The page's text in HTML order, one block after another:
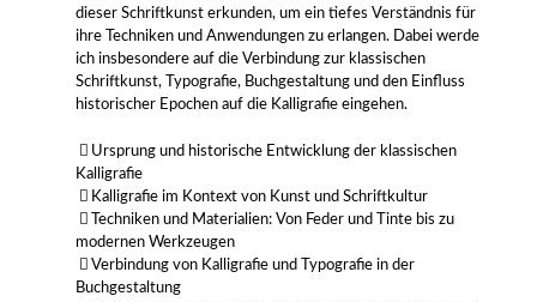
dieser Schriftkunst erkunden, um ein tiefes Verständnis für
ihre Techniken und Anwendungen zu erlangen. Dabei werde
ich insbesondere auf die Verbindung zur klassischen
Schriftkunst, Typografie, Buchgestaltung und den Einfluss
historischer Epochen auf die Kalligrafie eingehen.
Ursprung und historische Entwicklung der klassischen
Kalligrafie
Kalligrafie im Kontext von Kunst und Schriftkultur
Techniken und Materialien: Von Feder und Tinte bis zu
modernen Werkzeugen
Verbindung von Kalligrafie und Typografie in der
Buchgestaltung